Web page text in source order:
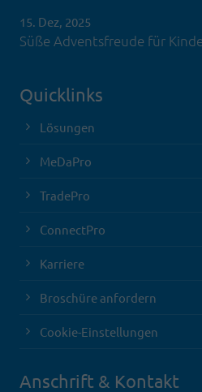
15. Dez, 2025
Süße Adventsfreude für
Quicklinks
Lösungen
MeDaPro
TradePro
ConnectPro
Karriere
Broschüre anfordern
Cookie-Einstellungen
Anschrift & Kontakt